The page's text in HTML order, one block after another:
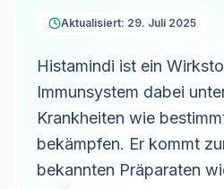
Aktualisiert: 29. Juli 2025
Histamindi ist ein
Immunsystem dabei
Krankheiten wie
bekämpfen. Er kommt
bekannten Präparaten